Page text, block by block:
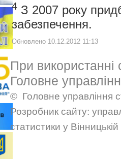
4 З 2007 року
забезпечення.
Обновлено 10.12.2012 11:13
При використанні
Головне
© Головне управління
Розробник сайту:
статистики у Вінницькій